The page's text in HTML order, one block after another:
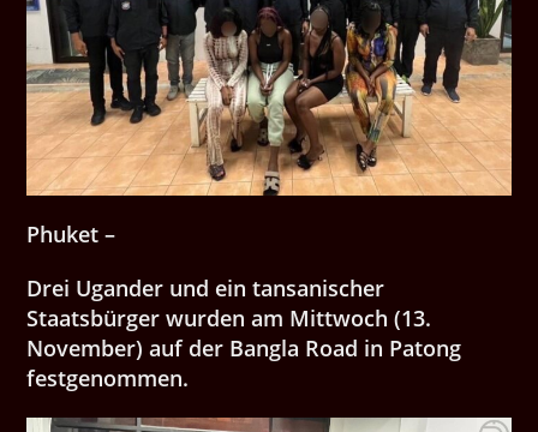
Phuket –
Drei Ugander und ein tansanischer
Staatsbürger wurden am Mittwoch (13.
November) auf der Bangla Road in Patong
festgenommen.